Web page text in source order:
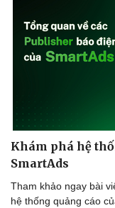
Khám phá hệ
SmartAds
Tham khảo ngay bài
hệ thống quảng cáo